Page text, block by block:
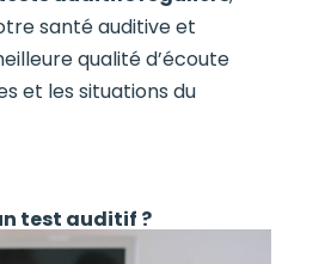
santé auditive et
qualité d’écoute
et les situations du
test auditif ?